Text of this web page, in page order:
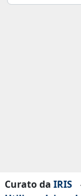
Curato da IRIS